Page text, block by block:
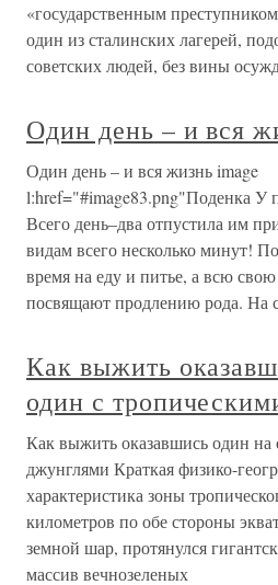
«государственным
один из сталинских лагерей,
советских людей, без вины
Один день – и вся
Один день – и вся жизнь image
l:href="#image83.png"Поденка У
Всего день–два отпустила им
видам всего несколько минут!
время на еду и питье, а всю
посвящают продлению рода. На
Как выжить
один с
Как выжить оказавшись один на
джунглями Краткая физико-
характеристика зоны
километров по обе стороны
земной шар, протянулся
массив вечнозеленых